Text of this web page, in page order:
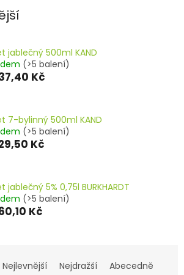
jablečný 500ml KAND
(>5 balení)
Kč
7-bylinný 500ml KAND
(>5 balení)
Kč
jablečný 5% 0,75l BURKHARDT
(>5 balení)
Kč
Nejlevnější Nejdražší Abecedně